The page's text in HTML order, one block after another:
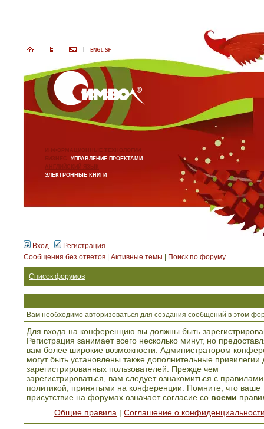
ИНФОРМАЦИОННЫЕ ТЕХНОЛОГИИ
БИЗНЕС, УПРАВЛЕНИЕ ПРОЕКТАМИ
АНГЛИЙСКИЙ ЯЗЫК
ЭЛЕКТРОННЫЕ КНИГИ
Вход
Регистрация
Сообщения без ответов
Активные темы Поиск по форуму
Список форумов
Вам необходимо авторизоваться для создания сообщений в этом
Для входа на конференцию вы должны быть
Регистрация занимает всего несколько минут, но
вам более широкие возможности. Администратором
могут быть установлены также дополнительные привилегии
зарегистрированных пользователей. Прежде чем
зарегистрироваться, вам следует ознакомиться с
политикой, принятыми на конференции. Помните, что ваше
присутствие на форумах означает согласие со всеми
Общие правила
Соглашение о